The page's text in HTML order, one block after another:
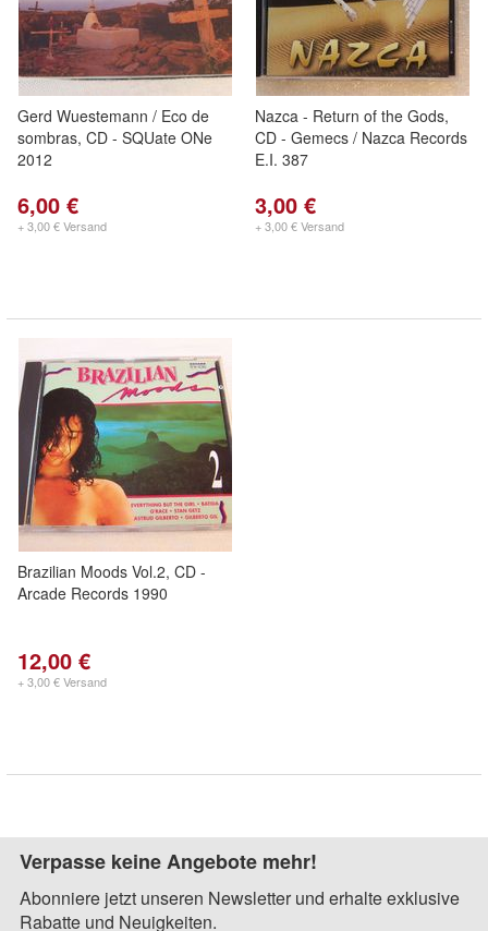
Gerd Wuestemann / Eco de
sombras, CD - SQUate ONe
2012
6,00 €
+ 3,00 € Versand
Nazca - Return of the Gods,
CD - Gemecs / Nazca Records
E.I. 387
3,00 €
+ 3,00 € Versand
Brazilian Moods Vol.2, CD -
Arcade Records 1990
12,00 €
+ 3,00 € Versand
Verpasse keine Angebote mehr!
Abonniere jetzt unseren Newsletter und erhalte exklusive
Rabatte und Neuigkeiten.